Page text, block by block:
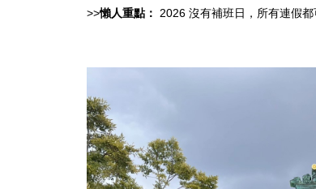
>>懶人重點： 2026 沒有補班日，所有連假